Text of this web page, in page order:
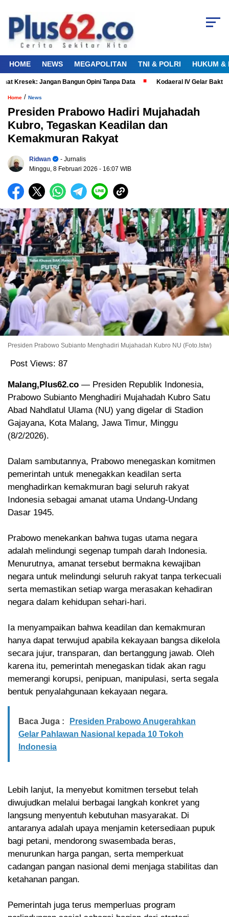
HOME NEWS MEGAPOLITAN TNI & POLRI HUKUM &
Jangan Bangun Opini Tanpa Data Kodaeral IV Gelar Bakti
Home / News
Presiden Prabowo Hadiri Mujahadah
Kubro, Tegaskan Keadilan dan
Kemakmuran Rakyat
Ridwan
- Jurnalis
Minggu, 8 Februari 2026 - 16:07 WIB
Presiden Prabowo Subianto Menghadiri Mujahadah Kubro NU (Foto.Istw)
Post Views: 87
Malang,Plus62.co — Presiden Republik Indonesia,
Prabowo Subianto Menghadiri Mujahadah Kubro Satu
Abad Nahdlatul Ulama (NU) yang digelar di Stadion
Gajayana, Kota Malang, Jawa Timur, Minggu
(8/2/2026).
Dalam sambutannya, Prabowo menegaskan komitmen
pemerintah untuk menegakkan keadilan serta
menghadirkan kemakmuran bagi seluruh rakyat
Indonesia sebagai amanat utama Undang-Undang
Dasar 1945.
Prabowo menekankan bahwa tugas utama negara
adalah melindungi segenap tumpah darah Indonesia.
Menurutnya, amanat tersebut bermakna kewajiban
negara untuk melindungi seluruh rakyat tanpa terkecuali
serta memastikan setiap warga merasakan kehadiran
negara dalam kehidupan sehari-hari.
Ia menyampaikan bahwa keadilan dan kemakmuran
hanya dapat terwujud apabila kekayaan bangsa dikelola
secara jujur, transparan, dan bertanggung jawab. Oleh
karena itu, pemerintah menegaskan tidak akan ragu
memerangi korupsi, penipuan, manipulasi, serta segala
bentuk penyalahgunaan kekayaan negara.
Baca Juga :
Presiden Prabowo Anugerahkan
Gelar Pahlawan Nasional kepada 10 Tokoh
Indonesia
Lebih lanjut, Ia menyebut komitmen tersebut telah
diwujudkan melalui berbagai langkah konkret yang
langsung menyentuh kebutuhan masyarakat. Di
antaranya adalah upaya menjamin ketersediaan pupuk
bagi petani, mendorong swasembada beras,
menurunkan harga pangan, serta memperkuat
cadangan pangan nasional demi menjaga stabilitas dan
ketahanan pangan.
Pemerintah juga terus memperluas program